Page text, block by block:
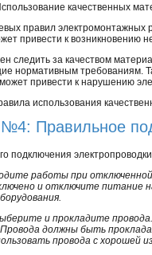
качественных
правил электромонтажных
привести к возникновению
следить за качеством
нормативным требованиям.
привести к нарушению
использования
Правильное
подключения
работы при
и отключите питание
и прокладите
должны быть
провода с хорошей